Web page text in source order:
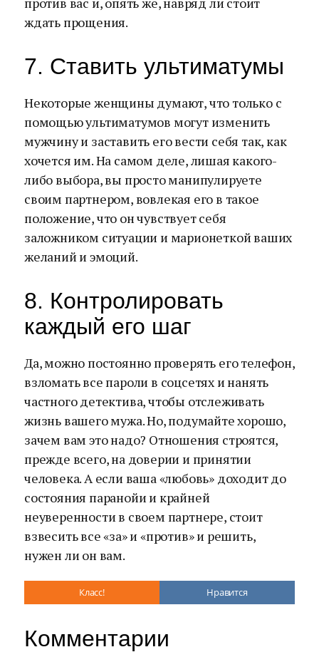
ждать прощения.
7. Ставить ультиматумы
Некоторые женщины думают, что только с
помощью ультиматумов могут изменить
мужчину и заставить его вести себя так, как
хочется им. На самом деле, лишая какого-
либо выбора, вы просто манипулируете
своим партнером, вовлекая его в такое
положение, что он чувствует себя
заложником ситуации и марионеткой ваших
желаний и эмоций.
8. Контролировать
каждый его шаг
Да, можно постоянно проверять его телефон,
взломать все пароли в соцсетях и нанять
частного детектива, чтобы отслеживать
жизнь вашего мужа. Но, подумайте хорошо,
зачем вам это надо? Отношения строятся,
прежде всего, на доверии и принятии
человека. А если ваша «любовь» доходит до
состояния паранойи и крайней
неуверенности в своем партнере, стоит
взвесить все «за» и «против» и решить,
нужен ли он вам.
Класс! Нравится
Комментарии